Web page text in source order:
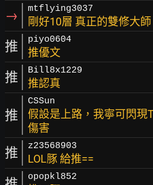
→ mtflying3037
剛好10層 真正的雙修大師
推 piyo0604
推優文
推 Bill8x1229
推認真
推
CSSun
假設是上路，我寧可閃現
傷害
推 z23568903
LOL豚 給推==
opopkl852